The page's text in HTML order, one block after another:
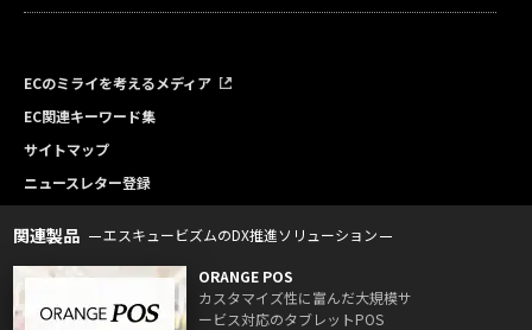
ECのミライを考えるメディア
EC関連キーワード集
サイトマップ
ニュースレター登録
関連製品 エスキュービズムのDX推進ソリューション
ORANGE POS
カスタマイズ性に富んだ大規模サ
ービス対応のタブレットPOS